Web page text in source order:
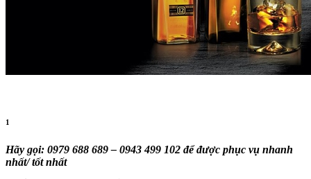
1
Hãy gọi: 0979 688 689 – 0943 499 102 để được phục vụ nhanh
nhất/ tốt nhất